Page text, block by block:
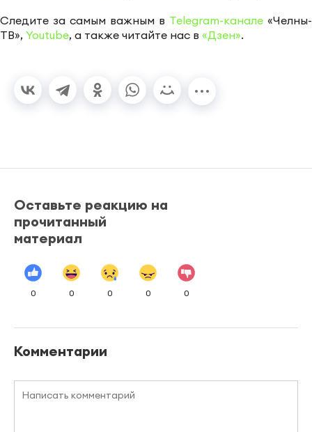
Следите за самым важным в Telegram-канале «Челны-
ТВ», Youtube, а также читайте нас в «Дзен».
Оставьте реакцию на
прочитанный
материал
0 0 0 0 0
Комментарии